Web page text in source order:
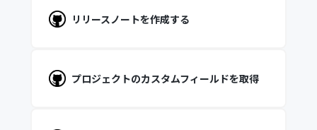
リリースノートを作成する
プロジェクトのカスタムフィールドを取得